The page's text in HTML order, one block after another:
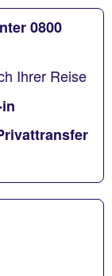
0800
Ihrer Reise